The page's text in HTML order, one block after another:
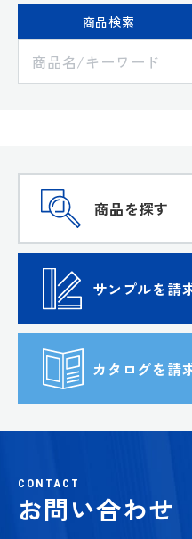
商品検索
商品を探す
サンプルを請
カタログを請
CONTACT
お問い合わせ